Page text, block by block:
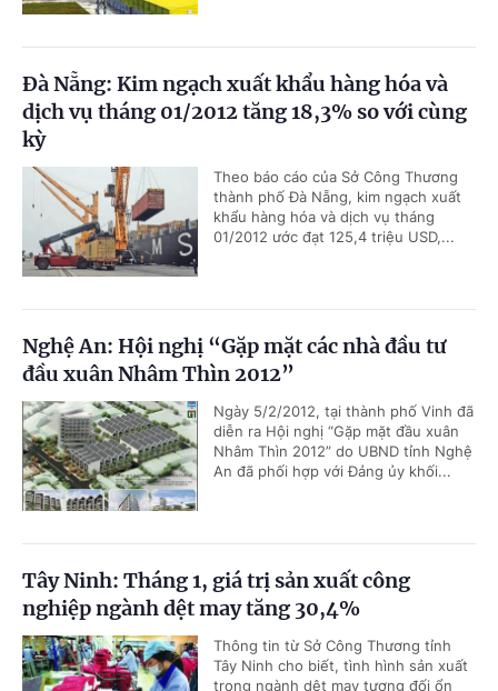
Đà Nẵng: Kim ngạch xuất khẩu hàng hóa và
dịch vụ tháng 01/2012 tăng 18,3% so với cùng
kỳ
Theo báo cáo của Sở Công Thương
thành phố Đà Nẵng, kim ngạch xuất
khẩu hàng hóa và dịch vụ tháng
01/2012 ước đạt 125,4 triệu USD,...
Nghệ An: Hội nghị “Gặp mặt các nhà đầu tư
đầu xuân Nhâm Thìn 2012”
Ngày 5/2/2012, tại thành phố Vinh đã
diễn ra Hội nghị “Gặp mặt đầu xuân
Nhâm Thìn 2012” do UBND tỉnh Nghệ
An đã phối hợp với Đảng ủy khối...
Tây Ninh: Tháng 1, giá trị sản xuất công
nghiệp ngành dệt may tăng 30,4%
Thông tin từ Sở Công Thương tỉnh
Tây Ninh cho biết, tình hình sản xuất
trong ngành dệt may tương đối ổn